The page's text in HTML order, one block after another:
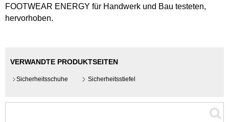
FOOTWEAR ENERGY für Handwerk und Bau testeten,
hervorhoben.
VERWANDTE PRODUKTSEITEN
Sicherheitsschuhe Sicherheitsstiefel